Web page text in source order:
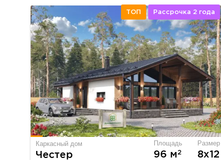
ТОП Рассрочка 2 года
Каркасный дом
Честер
Площадь
96 м2
Размер
8х12